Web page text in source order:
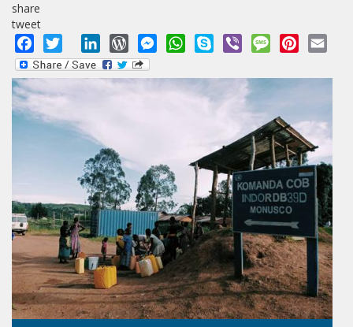
share
tweet
Facebook
Twitter LinkedInWordPressMessengerWhatsApp
Skype Viber MessagePinterest